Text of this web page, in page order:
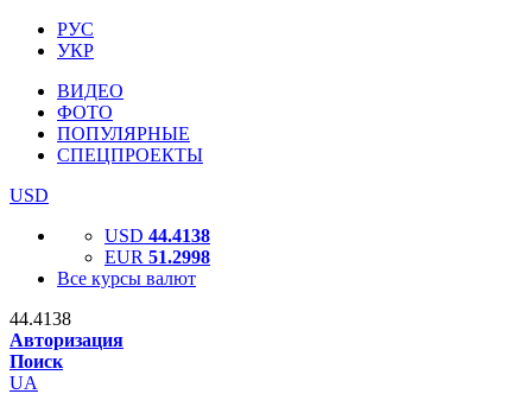
РУС
УКР
ВИДЕО
ФОТО
ПОПУЛЯРНЫЕ
СПЕЦПРОЕКТЫ
USD
USD 44.4138
EUR 51.2998
Все курсы валют
44.4138
Авторизация
Поиск
UA